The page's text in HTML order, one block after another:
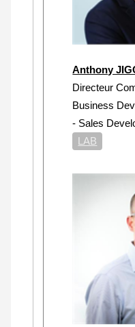
Anthony
Directeur
Business
- Sales
LAB